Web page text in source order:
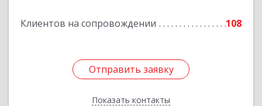
Клиентов на сопровождении 108
Отправить заявку
Показать контакты
Отправить заявку
Назад